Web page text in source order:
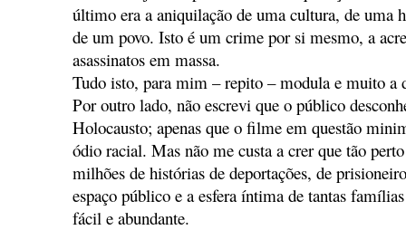
último era a aniquilação de uma cultura, de uma
de um povo. Isto é um crime por si mesmo, a
asassinatos em massa.
Tudo isto, para mim – repito – modula e muito a
Por outro lado, não escrevi que o público
Holocausto; apenas que o filme em questão
ódio racial. Mas não me custa a crer que tão
milhões de histórias de deportações, de
espaço público e a esfera íntima de tantas
fácil e abundante.